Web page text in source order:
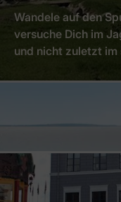
Wandele auf den
versuche Dich im
und nicht zuletzt